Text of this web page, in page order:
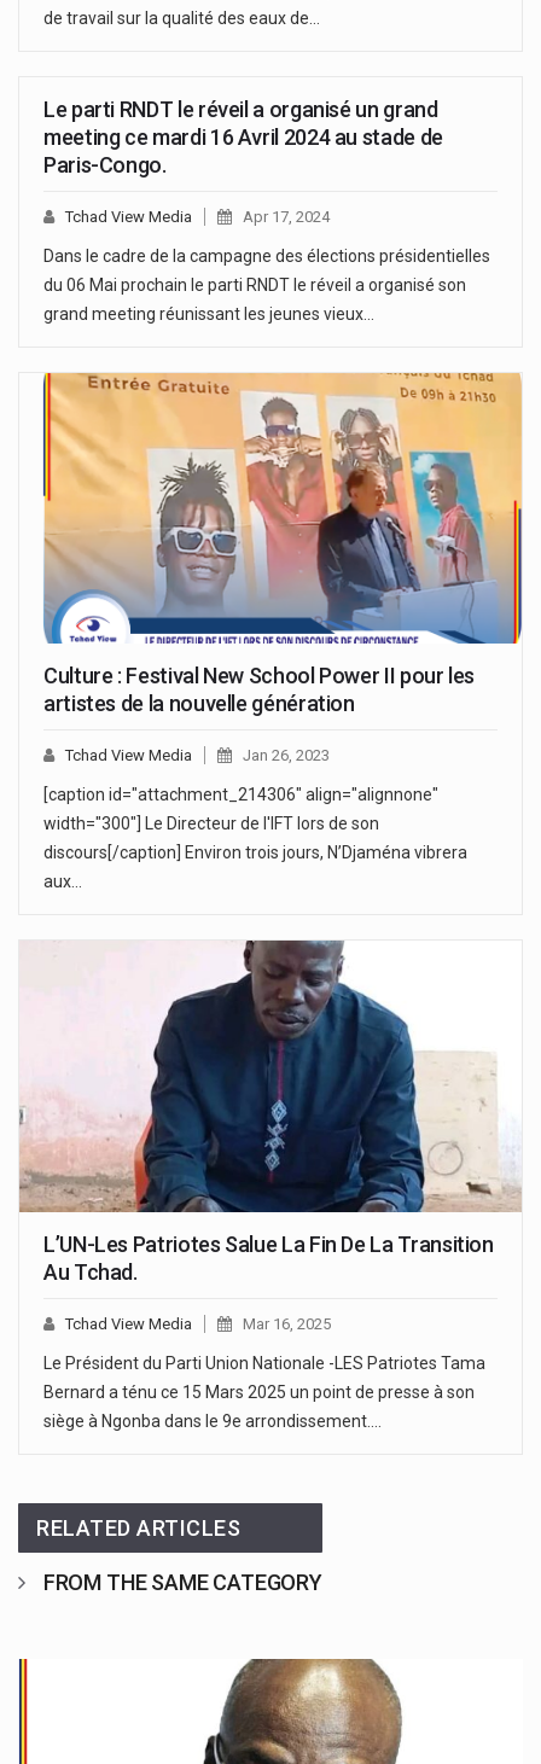
de travail sur la qualité des eaux de…
Le parti RNDT le réveil a organisé un grand
meeting ce mardi 16 Avril 2024 au stade de
Paris-Congo.
Tchad View Media Apr 17, 2024
Dans le cadre de la campagne des élections présidentielles
du 06 Mai prochain le parti RNDT le réveil a organisé son
grand meeting réunissant les jeunes vieux…
Culture : Festival New School Power II pour les
artistes de la nouvelle génération
Tchad View Media Jan 26, 2023
[caption id="attachment_214306" align="alignnone"
width="300"] Le Directeur de l'IFT lors de son
discours[/caption] Environ trois jours, N’Djaména vibrera
aux…
L’UN-Les Patriotes Salue La Fin De La Transition
Au Tchad.
Tchad View Media Mar 16, 2025
Le Président du Parti Union Nationale -LES Patriotes Tama
Bernard a ténu ce 15 Mars 2025 un point de presse à son
siège à Ngonba dans le 9e arrondissement.…
RELATED ARTICLES
FROM THE SAME CATEGORY